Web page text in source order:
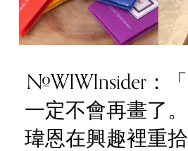
#WIWInsider：
一定不會再畫了
瑋恩在興趣裡重